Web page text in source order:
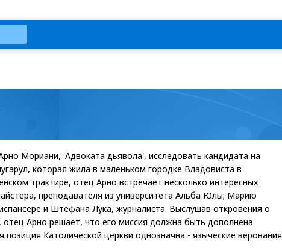
Мориани, 'Адвоката дьявола', исследовать кандидата на
которая жила в маленьком городке Владовиста в
трактире, отец Арно встречает несколько интересных
преподавателя из университета Альба Юлы; Марию
и Штефана Лука, журналиста. Выслушав откровения о
Арно решает, что его миссия должна быть дополнена
Католической церкви однозначна - языческие верования